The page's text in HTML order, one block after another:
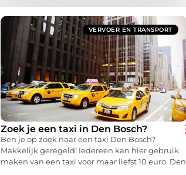
VERVOER EN TRANSPORT
Zoek je een taxi in Den Bosch?
Ben je op zoek naar een taxi Den Bosch?
Makkelijk geregeld! Iedereen kan hier gebruik
maken van een taxi voor maar liefst 10 euro. Den